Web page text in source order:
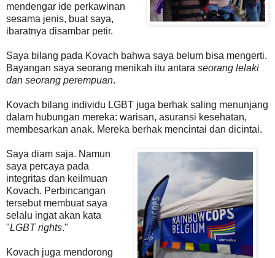
mendengar ide perkawinan
sesama jenis, buat saya,
ibaratnya disambar petir.
Saya bilang pada Kovach bahwa saya belum bisa mengerti.
Bayangan saya seorang menikah itu antara seorang lelaki
dan seorang perempuan.
Kovach bilang individu LGBT juga berhak saling menunjang
dalam hubungan mereka: warisan, asuransi kesehatan,
membesarkan anak. Mereka berhak mencintai dan dicintai.
Saya diam saja. Namun
saya percaya pada
integritas dan keilmuan
Kovach. Perbincangan
tersebut membuat saya
selalu ingat akan kata
"LGBT rights."
Kovach juga mendorong